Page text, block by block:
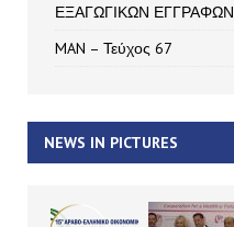
ΕΞΑΓΩΓΙΚΩΝ ΕΓΓΡΑΦΩΝ
MAN – Τεύχος 67
NEWS IN PICTURES